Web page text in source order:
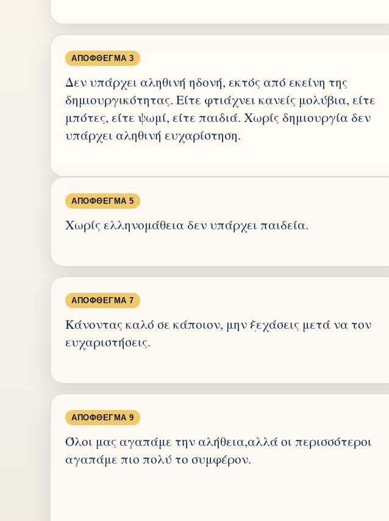
ΑΠΌΦΘΕΓΜΑ 3
Δεν υπάρχει αληθινή ηδονή, εκτός από εκείνη της
δημιουργικότητας. Είτε φτιάχνει κανείς μολύβια, είτε
μπότες, είτε ψωμί, είτε παιδιά. Χωρίς δημιουργία δεν
υπάρχει αληθινή ευχαρίστηση.
ΑΠΌΦΘΕΓΜΑ 5
Χωρίς ελληνομάθεια δεν υπάρχει παιδεία.
ΑΠΌΦΘΕΓΜΑ 7
Κάνοντας καλό σε κάποιον, μην ξεχάσεις μετά να τον
ευχαριστήσεις.
ΑΠΌΦΘΕΓΜΑ 9
Όλοι μας αγαπάμε την αλήθεια,αλλά οι περισσότεροι
αγαπάμε πιο πολύ το συμφέρον.